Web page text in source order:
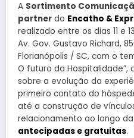
A Sortimento
partner do Encatho &
realizado entre os dias 11 e
Av. Gov. Gustavo Richard,
Florianópolis / SC, com o
O futuro da Hospitalidade”,
sobre a evolução da
primeiro contato do
até a construção de
relacionamento ao longo
antecipadas e gratuitas.